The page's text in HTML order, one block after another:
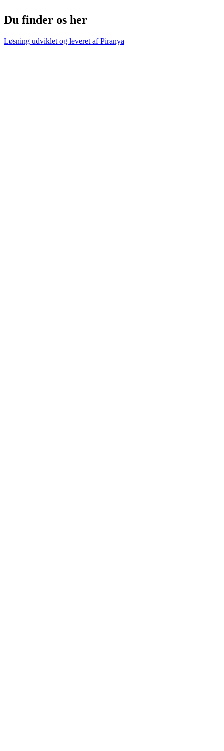
Du finder os her
Løsning udviklet og leveret afPiranya